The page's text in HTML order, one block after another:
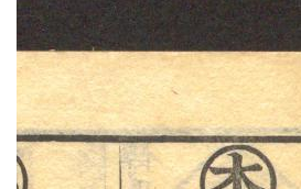
-
197/515